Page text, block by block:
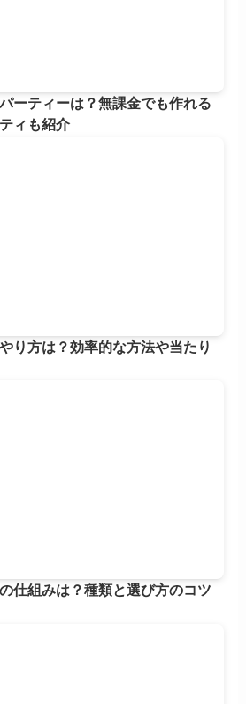
ーティーは？無課金でも作れる
ィも紹介
り方は？効率的な方法や当たり
仕組みは？種類と選び方のコツ